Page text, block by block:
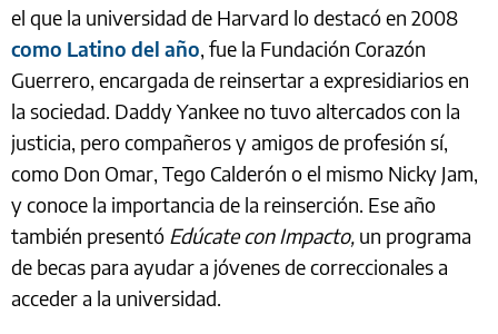
el que la universidad de Harvard lo destacó en 2008
como Latino del año, fue la Fundación Corazón
Guerrero , encargada de reinsertar a expresidiarios en
la sociedad. Daddy Yankee no tuvo altercados con la
justicia, pero compañeros y amigos de profesión sí,
como Don Omar, Tego Calderón o el mismo Nicky Jam,
y conoce la importancia de la reinserción. Ese año
también presentó Edúcate con Impacto, un programa
de becas para ayudar a jóvenes de correccionales a
acceder a la universidad.